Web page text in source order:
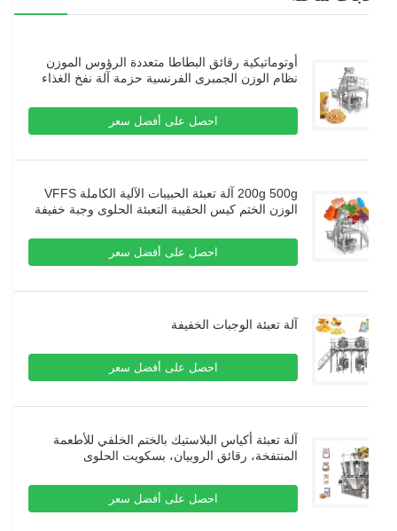
أوتوماتيكية رقائق البطاطا متعددة الرؤوس الموزن
نظام الوزن الجمبرى الفرنسية حزمة آلة نفخ الغذاء
حبيبات حزمة آلة
احصل على أفضل سعر
200g 500g آلة تعبئة الحبيبات الآلية الكاملة VFFS
الوزن الختم كيس الحقيبة التعبئة الحلوى وجبة خفيفة
احصل على أفضل سعر
آلة تعبئة الوجبات الخفيفة
احصل على أفضل سعر
آلة تعبئة أكياس البلاستيك بالختم الخلفي للأطعمة
المنتفخة، رقائق الروبيان، بسكويت الحلوى
الأوتوماتيكية
احصل على أفضل سعر